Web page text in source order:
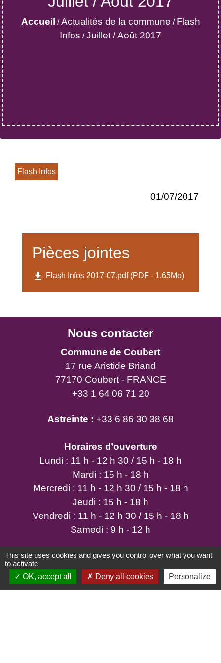
Accueil /Actualités de la commune / Flash
Infos /Juillet / Août 2017
Flash Infos
01/07/2017
Pièces jointes
file_download Flash Infos 2017-07.pdf (PDF - 1.65Mo)
Nous contacter
Commune de Coubert
17 rue Aristide Briand
77170 Coubert - FRANCE
+33 1 64 06 71 20
Astreinte : +33 6 86 30 38 68
Horaires d’ouverture
Lundi : 11 h - 12 h 30 / 15 h - 18 h
Mardi : 15 h - 18 h
Mercredi : 11 h - 12 h 30 / 15 h - 18 h
Jeudi : 15 h - 18 h
Vendredi : 11 h - 12 h 30 / 15 h - 18 h
Samedi : 9 h - 12 h
This site uses cookies and gives you control over what you want
to activate
OK, accept all
Deny all cookies Personalize